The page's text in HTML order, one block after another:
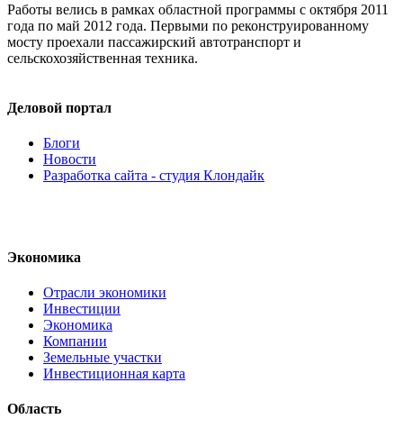
Работы велись в рамках областной программы с октября 2011
года по май 2012 года. Первыми по реконструированному
мосту проехали пассажирский автотранспорт и
сельскохозяйственная техника.
Деловой портал
Блоги
Новости
Разработка сайта - студия Клондайк
Экономика
Отрасли экономики
Инвестиции
Экономика
Компании
Земельные участки
Инвестиционная карта
Область